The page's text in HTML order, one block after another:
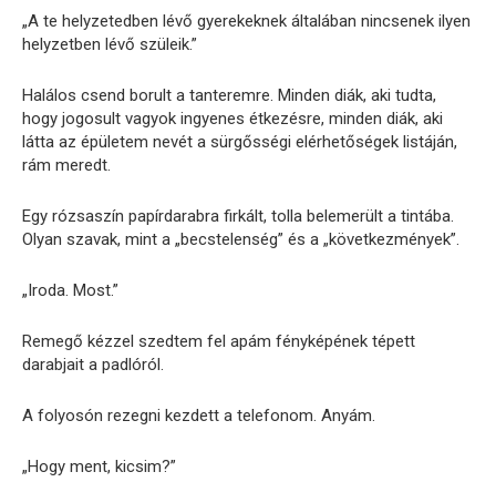
„A te helyzetedben lévő gyerekeknek általában nincsenek ilyen
helyzetben lévő szüleik.”
Halálos csend borult a tanteremre. Minden diák, aki tudta,
hogy jogosult vagyok ingyenes étkezésre, minden diák, aki
látta az épületem nevét a sürgősségi elérhetőségek listáján,
rám meredt.
Egy rózsaszín papírdarabra firkált, tolla belemerült a tintába.
Olyan szavak, mint a „becstelenség” és a „következmények”.
„Iroda. Most.”
Remegő kézzel szedtem fel apám fényképének tépett
darabjait a padlóról.
A folyosón rezegni kezdett a telefonom. Anyám.
„Hogy ment, kicsim?”